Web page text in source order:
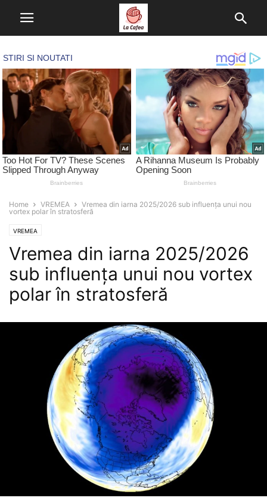
Home VREMEA
Vremea din iarna 2025/2026 sub influența unui nou
vortex polar în stratosferă
VREMEA
Vremea din iarna 2025/2026
sub influența unui nou vortex
polar în stratosferă